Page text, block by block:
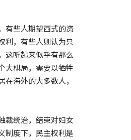
有些人期望西式的资
利，有些人则认为只
这听起来似乎有那么
大棋局，需要以牺牲
海外的大多数人，
裁统治，结束对妇女
制度下，民主权利是